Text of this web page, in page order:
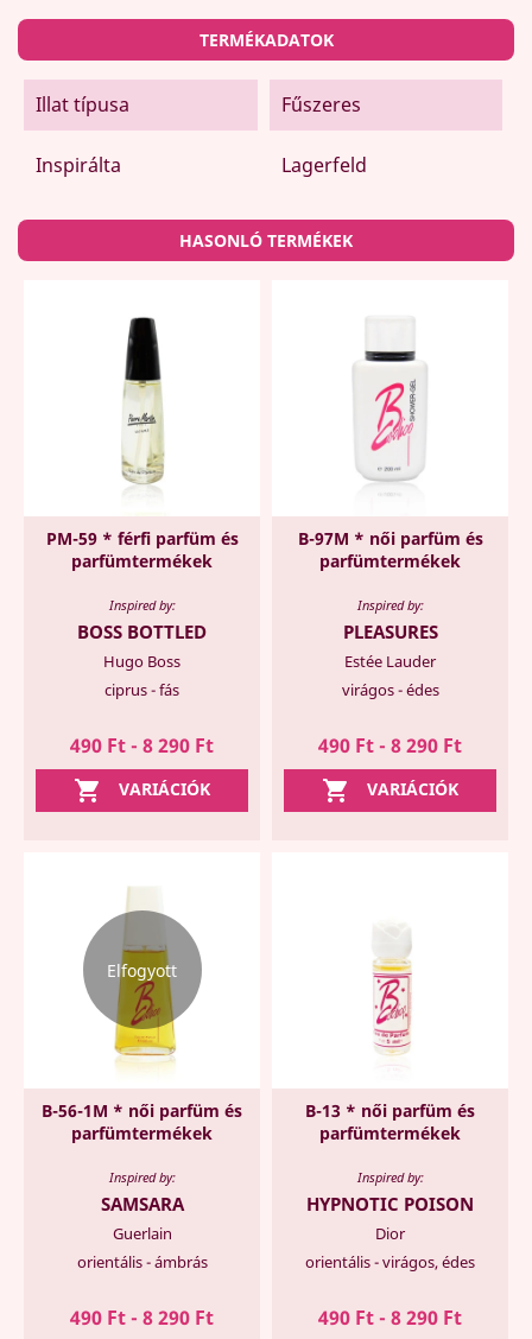
TERMÉKADATOK
Illat típusa Fűszeres
Inspirálta Lagerfeld
HASONLÓ TERMÉKEK
PM-59 * férfi parfüm és
parfümtermékek
Inspired by:
BOSS BOTTLED
Hugo Boss
ciprus - fás
490 Ft - 8 290 Ft
 VARIÁCIÓK
B-97M * női parfüm és
parfümtermékek
Inspired by:
PLEASURES
Estée Lauder
virágos - édes
490 Ft - 8 290 Ft
 VARIÁCIÓK
Elfogyott
B-56-1M * női parfüm és
parfümtermékek
Inspired by:
SAMSARA
Guerlain
orientális - ámbrás
490 Ft - 8 290 Ft
B-13 * női parfüm és
parfümtermékek
Inspired by:
HYPNOTIC POISON
Dior
orientális - virágos, édes
490 Ft - 8 290 Ft